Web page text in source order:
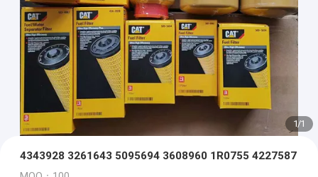
1/1
4343928 3261643 5095694 3608960 1R0755 4227587